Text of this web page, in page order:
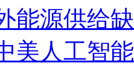
能源供给
美人工智